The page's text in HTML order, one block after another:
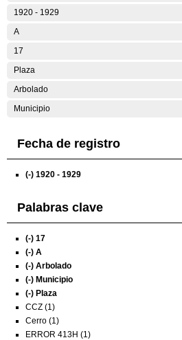
1920 - 1929
A
17
Plaza
Arbolado
Municipio
Fecha de registro
(-) 1920 - 1929
Palabras clave
(-) 17
(-) A
(-) Arbolado
(-) Municipio
(-) Plaza
CCZ (1)
Cerro (1)
ERROR 413H (1)